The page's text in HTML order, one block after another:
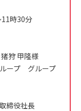
時30分
狩 甲隆様
ープ グループ
締役社長